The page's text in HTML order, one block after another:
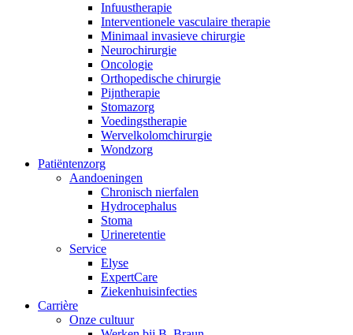
Infuustherapie
Interventionele vasculaire therapie
Minimaal invasieve chirurgie
Neurochirurgie
Oncologie
Orthopedische chirurgie
Pijntherapie
Stomazorg
Voedingstherapie
Wervelkolomchirurgie
Wondzorg
Patiëntenzorg
Aandoeningen
Chronisch nierfalen
​​Hydrocephalus
Stoma
Urineretentie
Service
Elyse
ExpertCare
Ziekenhuisinfecties
Carrière
Onze cultuur